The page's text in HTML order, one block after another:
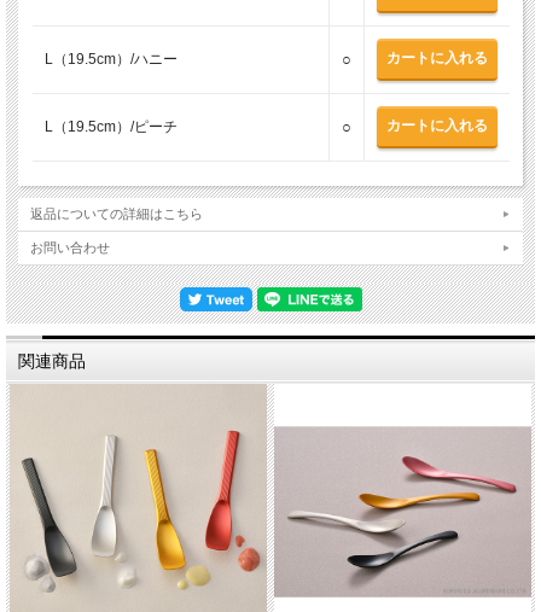
L（19.5cm）/ハニー ○
L（19.5cm）/ピーチ ○
返品についての詳細はこちら
お問い合わせ
関連商品